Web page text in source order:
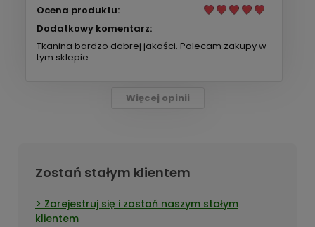
Ocena produktu:
Dodatkowy komentarz:
Tkanina bardzo dobrej jakości. Polecam zakupy w
tym sklepie
Więcej opinii
Zostań stałym klientem
Zarejestruj się i zostań naszym stałym
klientem